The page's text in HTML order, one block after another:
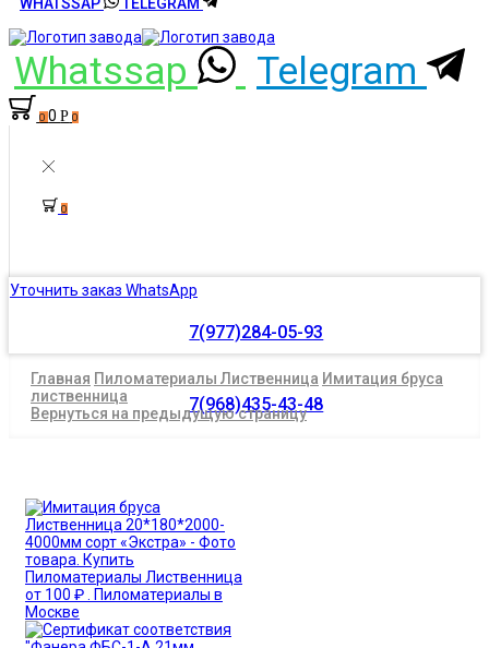
Whatssap Telegram
00Р 0
0
Уточнить заказ WhatsApp
7(977)284-05-93
7(968)435-43-48
Главная Пиломатериалы Лиственница Имитация бруса
лиственница
Вернуться на предыдущую страницу